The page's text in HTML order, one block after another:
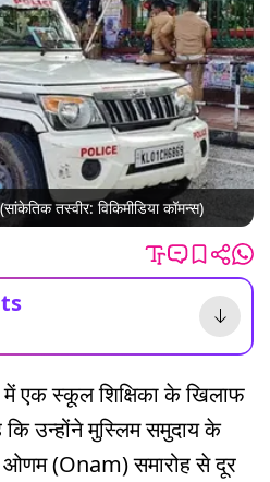
तस्वीर: विकिमीडिया कॉमन्स)
एक स्कूल शिक्षिका के खिलाफ
उन्होंने मुस्लिम समुदाय के
ओणम (Onam) समारोह से दूर